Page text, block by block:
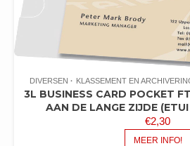
DIVERSEN KLASSEMENT EN
3L BUSINESS CARD POCKET
AAN DE LANGE ZIJDE
€2,30
MEER INFO!